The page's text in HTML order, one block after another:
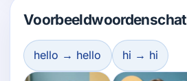
Voorbeeldwoordenschat
hello → hello hi → hi